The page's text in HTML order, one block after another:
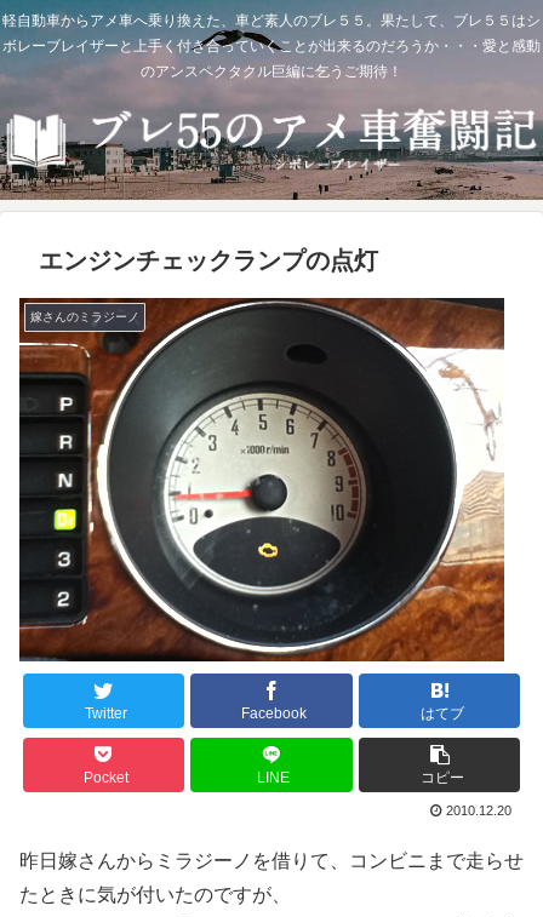
軽自動車からアメ車へ乗り換えた、車ど素人のブレ５５。果たして、ブレ５５はシ
ボレーブレイザーと上手く付き合っていくことが出来るのだろうか・・・愛と感動
のアンスペクタクル巨編に乞うご期待！
エンジンチェックランプの点灯
嫁さんのミラジーノ
Twitter Facebook はてブ
Pocket LINE コピー
2010.12.20
昨日嫁さんからミラジーノを借りて、コンビニまで走らせ
たときに気が付いたのですが、